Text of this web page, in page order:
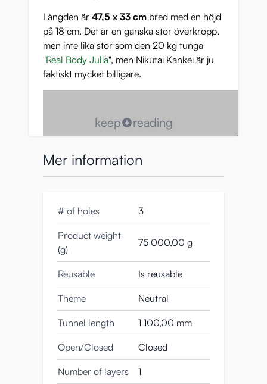
Längden är 47,5 x 33 cm bred med en höjd
på 18 cm. Det är en ganska stor överkropp,
men inte lika stor som den 20 kg tunga
"Real Body Julia", men Nikutai Kankei är ju
faktiskt mycket billigare.
Om du känner till Magic Eyes (varumärket
bakom denna torso), vet du att de gång på
gång kommer med sensationella och
mycket innovativa designer.
Nikutai Kankei är en realistisk liten sexdocka,
och den här överkroppen är en fröjd för
keep reading
Mer information
# of holes 3
Product weight
(g)
75 000,00 g
Reusable Is reusable
Theme Neutral
Tunnel length 1 100,00 mm
Open/Closed Closed
Number of layers 1